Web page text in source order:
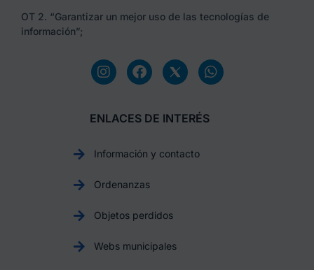
OT 2. “Garantizar un mejor uso de las tecnologías de
información”;
ENLACES DE INTERÉS
Información y contacto
Ordenanzas
Objetos perdidos
Webs municipales